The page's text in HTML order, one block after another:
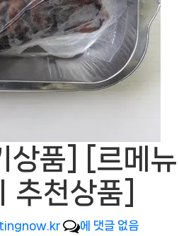
상품] [르메
천상품]
[잇
에 댓글 없음